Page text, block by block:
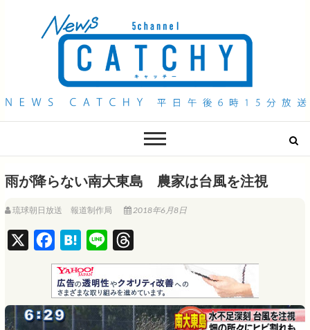
QAB NEWS Headline
雨が降らない南大東島 農家は台風を注視
琉球朝日放送 報道制作局 2018年6月8日
a
c
e
b
H
a
t
e
i
n
e
h
r
e
a